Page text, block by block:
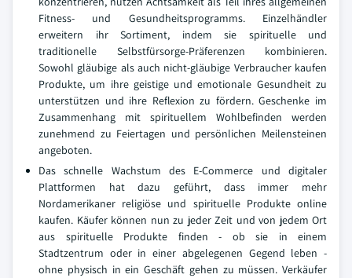
Fitness- und Gesundheitsprogramms. Einzelhändler
erweitern ihr Sortiment, indem sie spirituelle und
traditionelle Selbstfürsorge-Präferenzen kombinieren.
Sowohl gläubige als auch nicht-gläubige Verbraucher kaufen
Produkte, um ihre geistige und emotionale Gesundheit zu
unterstützen und ihre Reflexion zu fördern. Geschenke im
Zusammenhang mit spirituellem Wohlbefinden werden
zunehmend zu Feiertagen und persönlichen Meilensteinen
angeboten.
Das schnelle Wachstum des E-Commerce und digitaler
Plattformen hat dazu geführt, dass immer mehr
Nordamerikaner religiöse und spirituelle Produkte online
kaufen. Käufer können nun zu jeder Zeit und von jedem Ort
aus spirituelle Produkte finden - ob sie in einem
Stadtzentrum oder in einer abgelegenen Gegend leben -
ohne physisch in ein Geschäft gehen zu müssen. Verkäufer